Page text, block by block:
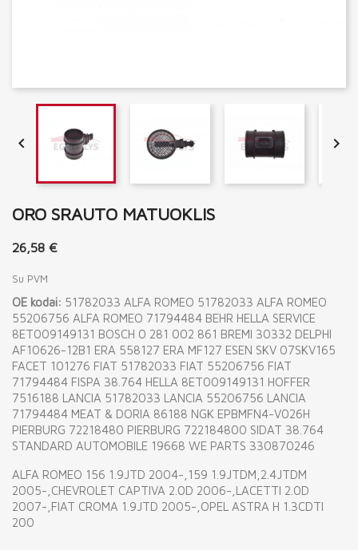
 
ORO SRAUTO MATUOKLIS
26,58 €
Su PVM
OE kodai: 51782033 ALFA ROMEO 51782033 ALFA ROMEO
55206756 ALFA ROMEO 71794484 BEHR HELLA SERVICE
8ET009149131 BOSCH 0 281 002 861 BREMI 30332 DELPHI
AF10626-12B1 ERA 558127 ERA MF127 ESEN SKV 07SKV165
FACET 101276 FIAT 51782033 FIAT 55206756 FIAT
71794484 FISPA 38.764 HELLA 8ET009149131 HOFFER
7516188 LANCIA 51782033 LANCIA 55206756 LANCIA
71794484 MEAT & DORIA 86188 NGK EPBMFN4-V026H
PIERBURG 72218480 PIERBURG 722184800 SIDAT 38.764
STANDARD AUTOMOBILE 19668 WE PARTS 330870246
ALFA ROMEO 156 1.9JTD 2004-,159 1.9JTDM,2.4JTDM
2005-,CHEVROLET CAPTIVA 2.0D 2006-,LACETTI 2.0D
2007-,FIAT CROMA 1.9JTD 2005-,OPEL ASTRA H 1.3CDTI
200